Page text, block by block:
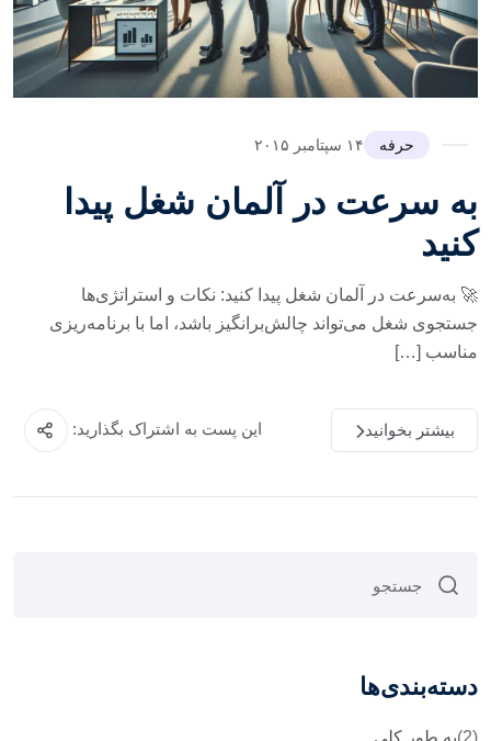
حرفه ۱۴ سپتامبر ۲۰۱۵
به سرعت در آلمان شغل پیدا
کنید
🚀 به‌سرعت در آلمان شغل پیدا کنید: نکات و استراتژی‌ها
جستجوی شغل می‌تواند چالش‌برانگیز باشد، اما با برنامه‌ریزی
مناسب […]
بیشتر بخوانید این پست به اشتراک بگذارید:
دسته‌بندی‌ها